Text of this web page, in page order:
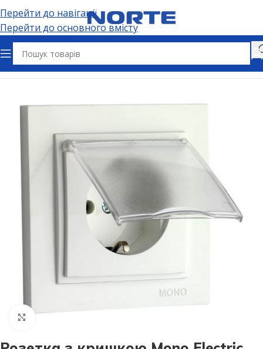
Перейти до навігації
Перейти до основного вмісту
Головна Електрофурнітура Розетки
Натисніть, щоб збільшити